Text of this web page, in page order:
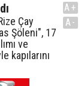
Çay
Şöleni", 17
ve
kapılarını
A+
A-